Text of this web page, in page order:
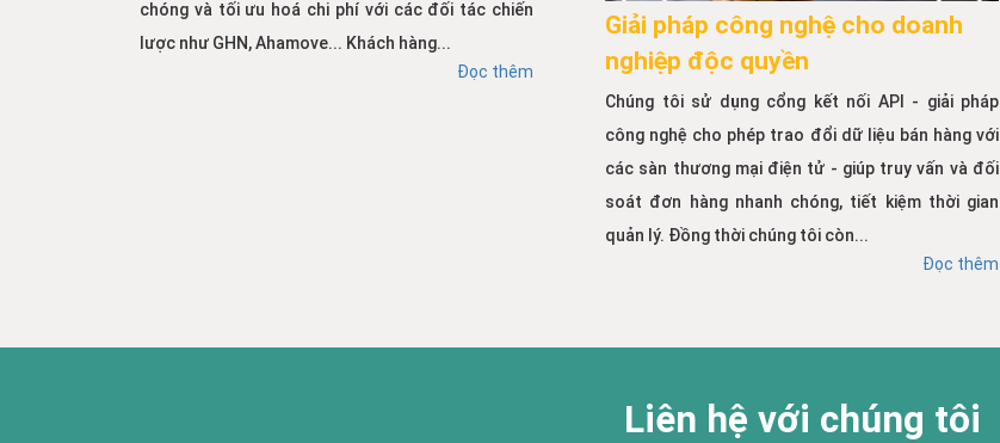
chóng và tối ưu hoá chi phí với các đối tác chiến
lược như GHN, Ahamove... Khách hàng...
Đọc thêm
Giải pháp công nghệ cho doanh
nghiệp độc quyền
Chúng tôi sử dụng cổng kết nối API - giải pháp
công nghệ cho phép trao đổi dữ liệu bán hàng với
các sàn thương mại điện tử - giúp truy vấn và đối
soát đơn hàng nhanh chóng, tiết kiệm thời gian
quản lý. Đồng thời chúng tôi còn...
Đọc thêm
Liên hệ với chúng tôi